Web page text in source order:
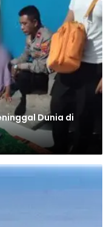
Dunia di